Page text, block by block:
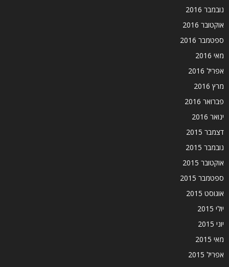
נובמבר 2016
אוקטובר 2016
ספטמבר 2016
מאי 2016
אפריל 2016
מרץ 2016
פברואר 2016
ינואר 2016
דצמבר 2015
נובמבר 2015
אוקטובר 2015
ספטמבר 2015
אוגוסט 2015
יולי 2015
יוני 2015
מאי 2015
אפריל 2015